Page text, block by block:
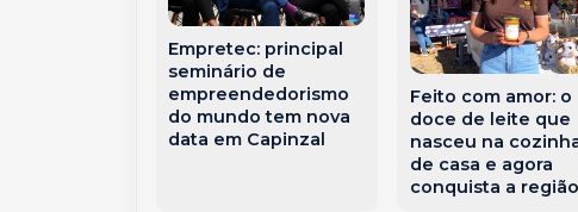
Empretec: principal
seminário de
empreendedorismo
do mundo tem nova
data em Capinzal
Feito com amor: o
doce de leite que
nasceu na
de casa e agora
conquista a região